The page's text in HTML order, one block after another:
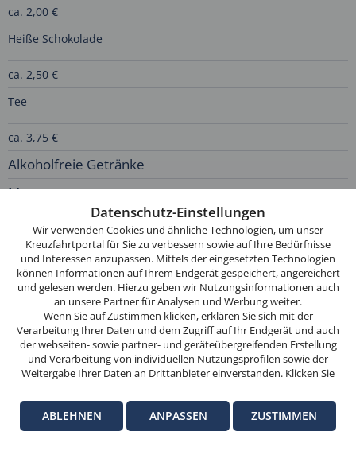
ca. 2,00 €
Heiße Schokolade
ca. 2,50 €
Tee
ca. 3,75 €
Alkoholfreie Getränke
Menge
Mineralwasser
1 l
ca. 3,25 €
Mineralwasser
0,5 l
ca. 2,25 €
Mineralwasser
Diese
verwendet
Cookies.
Wenn
Sie
weitersurfen,
stimmen
Sie
der
Cookie-
OK
Datenschutz-Einstellungen
Wir verwenden Cookies und ähnliche Technologien, um unser
Kreuzfahrtportal für Sie zu verbessern sowie auf Ihre Bedürfnisse
und Interessen anzupassen. Mittels der eingesetzten Technologien
können Informationen auf Ihrem Endgerät gespeichert, angereichert
und gelesen werden. Hierzu geben wir Nutzungsinformationen auch
an unsere Partner für Analysen und Werbung weiter.
Wenn Sie auf Zustimmen klicken, erklären Sie sich mit der
Verarbeitung Ihrer Daten und dem Zugriff auf Ihr Endgerät und auch
der webseiten- sowie partner- und geräteübergreifenden Erstellung
und Verarbeitung von individuellen Nutzungsprofilen sowie der
Weitergabe Ihrer Daten an Drittanbieter einverstanden. Klicken Sie
notwendigen Verarbeitungen zustimmen möchten. Klicken Sie auf
Anpassen, um einzelnen Anbietern die Zustimmung zu erteilen.
Weitere Informationen finden Sie in unserenDatenschutz-
ABLEHNEN ANPASSEN ZUSTIMMEN